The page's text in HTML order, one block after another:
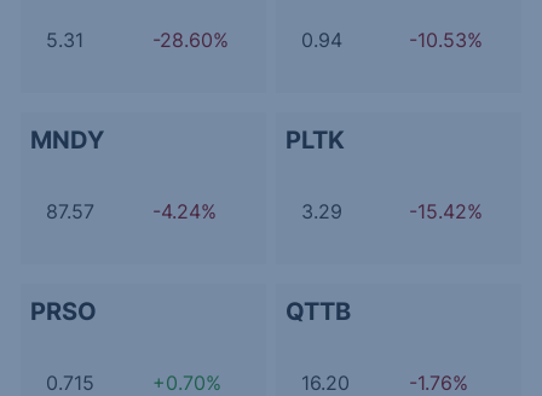
5.31 -28.60% 0.94 -10.53%
MNDY
87.57 -4.24%
PLTK
3.29 -15.42%
PRSO
0.715 +0.70%
QTTB
16.20 -1.76%